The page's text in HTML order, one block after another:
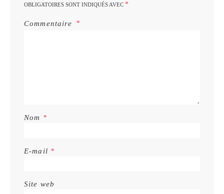
OBLIGATOIRES SONT INDIQUÉS AVEC *
Commentaire
Nom *
E-mail *
Site web